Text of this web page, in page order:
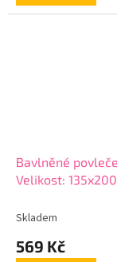
Bavlněné
Velikost:
Skladem
569 Kč